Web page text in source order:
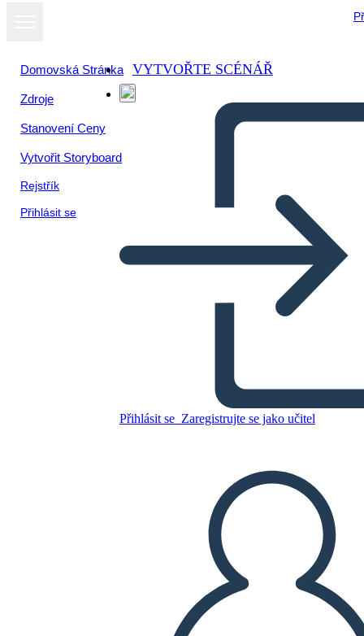
Domovská Stránka
Zdroje
Stanovení Ceny
Vytvořit Storyboard
Rejstřík
Přihlásit se
VYTVOŘTE SCÉNÁŘ
Přihlásit se Zaregistrujte se jako učitel
PŘEHRÁT PREZENTACI
PŘEČTI MI
Zobrazit jako
prezentaci